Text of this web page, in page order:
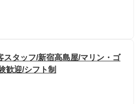
スタッフ/新宿高島屋/マリン・ゴ
歓迎/シフト制